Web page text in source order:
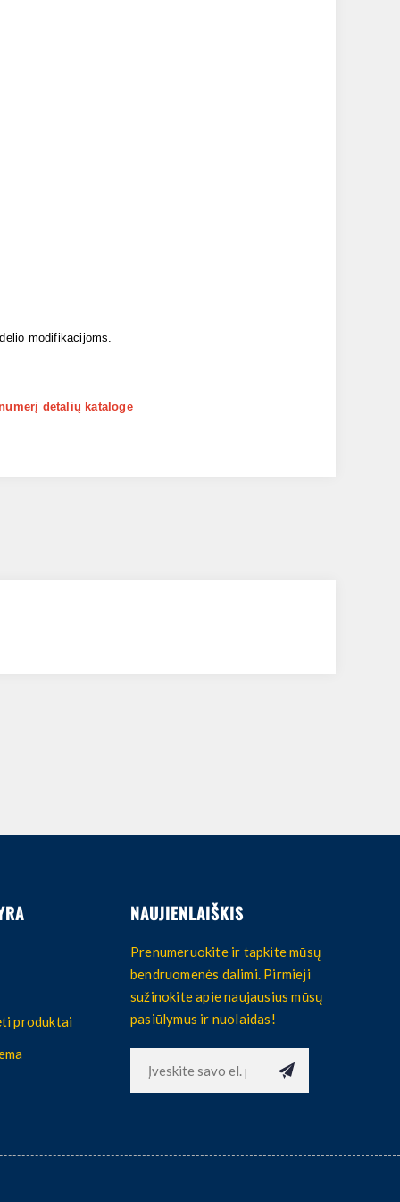
modifikacijoms.
detalių kataloge
produktai
NAUJIENLAIŠKIS
Prenumeruokite ir tapkite mūsų
bendruomenės dalimi. Pirmieji
sužinokite apie naujausius mūsų
pasiūlymus ir nuolaidas!